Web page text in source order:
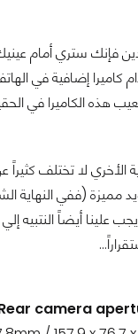
فإنك ستري أمام
إضافية في
هذه الكاميرا في
الأخري لا تختلف
مميزة (ففي
camera